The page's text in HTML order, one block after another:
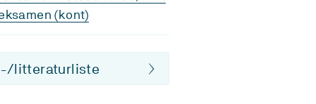
(kont)
litteraturliste